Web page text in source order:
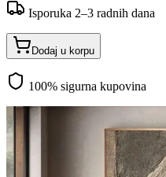
Isporuka 2–3 radnih dana
Dodaj u korpu
100% sigurna kupovina